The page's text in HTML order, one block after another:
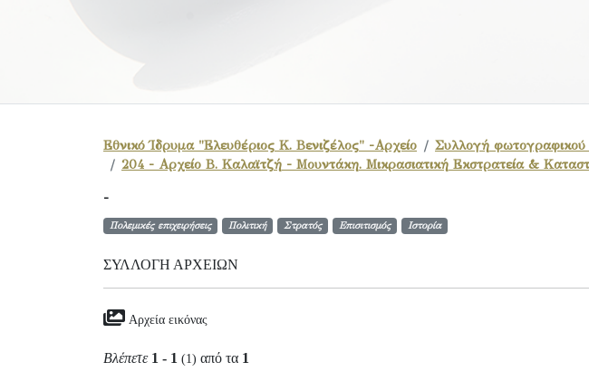
Εθνικό Ίδρυμα "Ελευθέριος Κ. Βενιζέλος" -Αρχείο
Συλλογή φωτογραφικού
204 - Αρχείο Β. Καλαϊτζή - Μουντάκη. Μικρασιατική Εκστρατεία &
-
Πολεμικές επιχειρήσεις Πολιτική Στρατός Επισιτισμός Ιστορία
ΣΥΛΛΟΓΉ ΑΡΧΕΊΩΝ
Αρχεία εικόνας
Βλέπετε 1 - 1 (1) από τα 1